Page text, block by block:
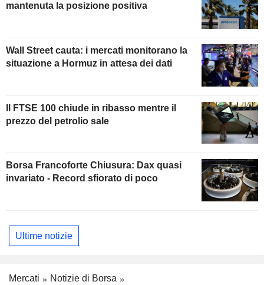
mantenuta la posizione positiva
Wall Street cauta: i mercati monitorano la
situazione a Hormuz in attesa dei dati
Il FTSE 100 chiude in ribasso mentre il
prezzo del petrolio sale
Borsa Francoforte Chiusura: Dax quasi
invariato - Record sfiorato di poco
Ultime notizie
Mercati
Notizie di Borsa